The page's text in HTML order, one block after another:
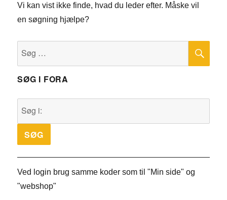
Vi kan vist ikke finde, hvad du leder efter. Måske vil
en søgning hjælpe?
SØG I FORA
Ved login brug samme koder som til "Min side" og
"webshop"